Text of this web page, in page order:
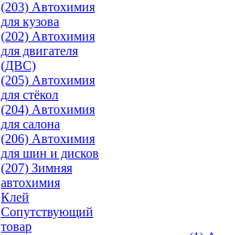
(203) Автохимия
для кузова
(202) Автохимия
для двигателя
(ДВС)
(205) Автохимия
для стёкол
(204) Автохимия
для салона
(206) Автохимия
для шин и дисков
(207) Зимняя
автохимия
Клей
Сопутствующий
товар